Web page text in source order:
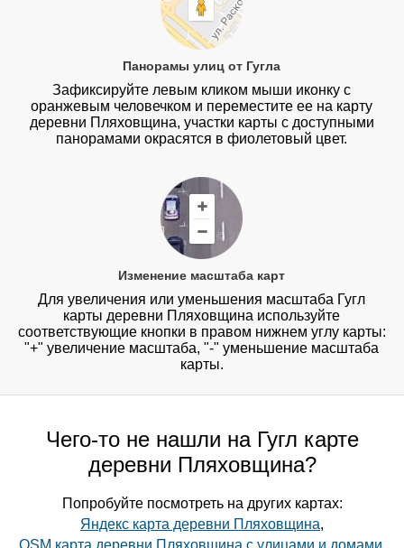
Панорамы улиц от Гугла
Зафиксируйте левым кликом мыши иконку с
оранжевым человечком и переместите ее на карту
деревни Пляховщина, участки карты с доступными
панорамами окрасятся в фиолетовый цвет.
Изменение масштаба карт
Для увеличения или уменьшения масштаба Гугл
карты деревни Пляховщина используйте
соответствующие кнопки в правом нижнем углу карты:
"+" увеличение масштаба, "-" уменьшение масштаба
карты.
Чего-то не нашли на Гугл карте
деревни Пляховщина?
Попробуйте посмотреть на других картах:
Яндекс карта деревни Пляховщина,